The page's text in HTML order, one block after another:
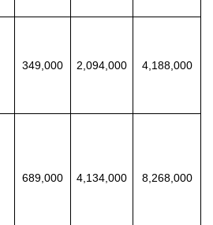
349,000 2,094,000 4,188,000
689,000 4,134,000 8,268,000